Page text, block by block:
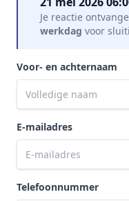
Je reactie
werkdag voor
Voor- en achternaam
E-mailadres
Telefoonnummer